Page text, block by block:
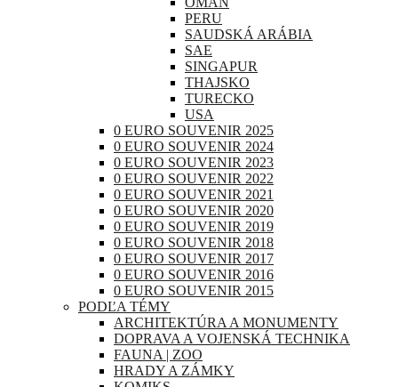
PERU
SAUDSKÁ ARÁBIA
SAE
SINGAPUR
THAJSKO
TURECKO
USA
0 EURO SOUVENIR 2025
0 EURO SOUVENIR 2024
0 EURO SOUVENIR 2023
0 EURO SOUVENIR 2022
0 EURO SOUVENIR 2021
0 EURO SOUVENIR 2020
0 EURO SOUVENIR 2019
0 EURO SOUVENIR 2018
0 EURO SOUVENIR 2017
0 EURO SOUVENIR 2016
0 EURO SOUVENIR 2015
PODĽA TÉMY
ARCHITEKTÚRA A MONUMENTY
DOPRAVA A VOJENSKÁ TECHNIKA
FAUNA | ZOO
HRADY A ZÁMKY